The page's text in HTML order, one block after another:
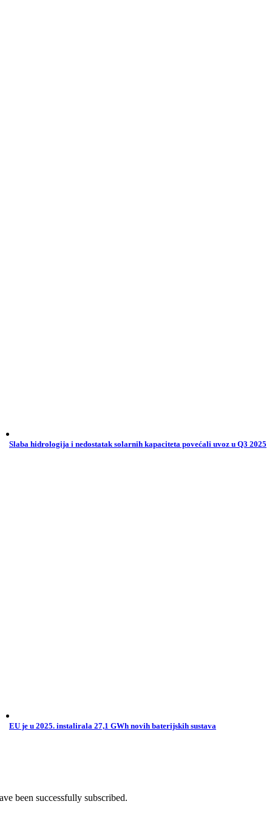
Slaba hidrologija i nedostatak solarnih kapaciteta povećali uvoz u Q3 2025
EU je u 2025. instalirala 27,1 GWh novih baterijskih sustava
been successfully subscribed.